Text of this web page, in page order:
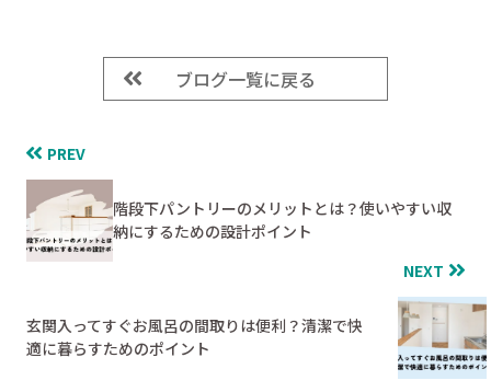
ブログ一覧に戻る
PREV
階段下パントリーのメリットとは？使いやすい収
納にするための設計ポイント
NEXT
玄関入ってすぐお風呂の間取りは便利？清潔で快
適に暮らすためのポイント